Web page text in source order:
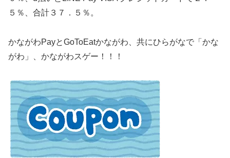
５％、合計３７．５％。
かながわPayとGoToEatかながわ、共にひらがなで「かな
がわ」、かながわスゲー！！！